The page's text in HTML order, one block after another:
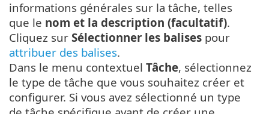
informations générales sur la tâche, telles
que le nom et la description (facultatif).
Cliquez sur Sélectionner les balises pour
attribuer des balises.
Dans le menu contextuel Tâche, sélectionnez
le type de tâche que vous souhaitez créer et
configurer. Si vous avez sélectionné un type